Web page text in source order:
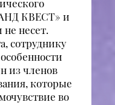
КВЕСТ» и
не несет.
сотруднику
из членов
которые
во